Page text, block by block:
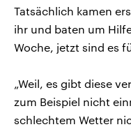
Tatsächlich kamen
ihr und baten um
Woche, jetzt sind es
„Weil, es gibt diese
zum Beispiel nicht
schlechtem Wetter